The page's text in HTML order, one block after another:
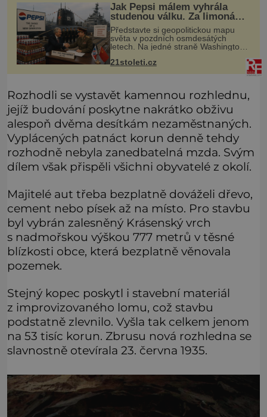
Jak Pepsi málem vyhrála
studenou válku. Za limonádu
dostala ponorky i křižník
Představte si geopolitickou mapu
světa v pozdních osmdesátých
letech. Na jedné straně Washington,
arzenál schopný zničit planetu
padesátkrát dokola, železná opona a
21stoleti.cz
Rozhodli se vystavět kamennou rozhlednu,
jejíž budování poskytne nakrátko obživu
alespoň dvěma desítkám nezaměstnaných.
Vyplácených patnáct korun denně tehdy
rozhodně nebyla zanedbatelná mzda. Svým
dílem však přispěli všichni obyvatelé z okolí.
Majitelé aut třeba bezplatně dováželi dřevo,
cement nebo písek až na místo. Pro stavbu
byl vybrán zalesněný Krásenský vrch
s nadmořskou výškou 777 metrů v těsné
blízkosti obce, která bezplatně věnovala
pozemek.
Stejný kopec poskytl i stavební materiál
z improvizovaného lomu, což stavbu
podstatně zlevnilo. Vyšla tak celkem jenom
na 53 tisíc korun. Zbrusu nová rozhledna se
slavnostně otevírala 23. června 1935.